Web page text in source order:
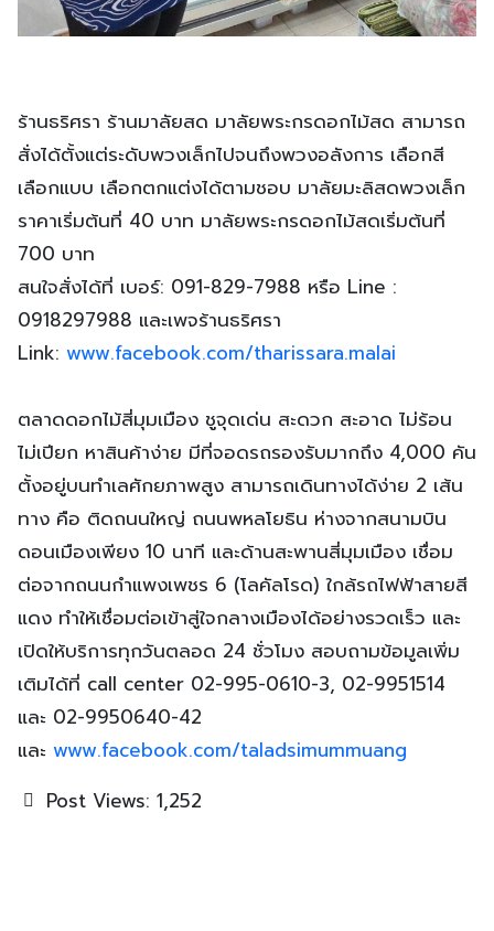
ร้านธริศรา ร้านมาลัยสด มาลัยพระกรดอกไม้สด สามารถ
สั่งได้ตั้งแต่ระดับพวงเล็กไปจนถึงพวงอลังการ เลือกสี
เลือกแบบ เลือกตกแต่งได้ตามชอบ มาลัยมะลิสดพวงเล็ก
ราคาเริ่มต้นที่ 40 บาท มาลัยพระกรดอกไม้สดเริ่มต้นที่
700 บาท
สนใจสั่งได้ที่ เบอร์: 091-829-7988 หรือ Line :
0918297988 และเพจร้านธริศรา
Link: www.facebook.com/tharissara.malai
ตลาดดอกไม้สี่มุมเมือง ชูจุดเด่น สะดวก สะอาด ไม่ร้อน
ไม่เปียก หาสินค้าง่าย มีที่จอดรถรองรับมากถึง 4,000 คัน
ตั้งอยู่บนทำเลศักยภาพสูง สามารถเดินทางได้ง่าย 2 เส้น
ทาง คือ ติดถนนใหญ่ ถนนพหลโยธิน ห่างจากสนามบิน
ดอนเมืองเพียง 10 นาที และด้านสะพานสี่มุมเมือง เชื่อม
ต่อจากถนนกำแพงเพชร 6 (โลคัลโรด) ใกล้รถไฟฟ้าสายสี
แดง ทำให้เชื่อมต่อเข้าสู่ใจกลางเมืองได้อย่างรวดเร็ว และ
เปิดให้บริการทุกวันตลอด 24 ชั่วโมง สอบถามข้อมูลเพิ่ม
เติมได้ที่ call center 02-995-0610-3, 02-9951514
และ 02-9950640-42
และ www.facebook.com/taladsimummuang
Post Views: 1,252